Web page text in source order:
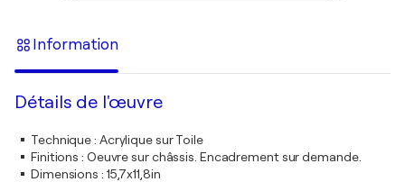
Information
Détails de l'œuvre
Technique: Acrylique sur Toile
Finitions : Oeuvre sur châssis. Encadrement sur demande.
Dimensions : 15,7x11,8in